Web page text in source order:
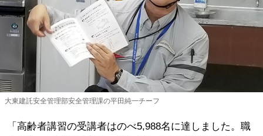
大東建託安全管理部安全管理課の平田純一チーフ
「高齢者講習の受講者はのべ5,988名に達しました。職